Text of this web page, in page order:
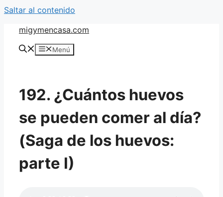
Saltar al contenido
migymencasa.com
Menú
192. ¿Cuántos huevos
se pueden comer al día?
(Saga de los huevos:
parte I)